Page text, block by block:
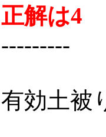
正解は4
---------
有効土被